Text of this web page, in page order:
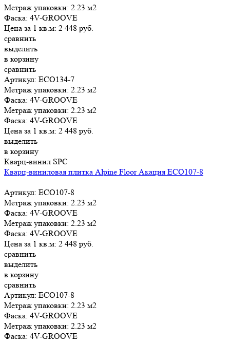
Метраж упаковки: 2.23 м2
Фаска: 4V-GROOVE
Цена за 1 кв.м: 2 448 руб.
сравнить
выделить
в корзину
сравнить
Артикул: ЕСО134-7
Метраж упаковки: 2.23 м2
Фаска: 4V-GROOVE
Метраж упаковки: 2.23 м2
Фаска: 4V-GROOVE
Цена за 1 кв.м: 2 448 руб.
выделить
в корзину
Кварц-винил SPC
Кварц-виниловая плитка Alpine Floor Акация ЕСО107-8
Артикул: ЕСО107-8
Метраж упаковки: 2.23 м2
Фаска: 4V-GROOVE
Метраж упаковки: 2.23 м2
Фаска: 4V-GROOVE
Цена за 1 кв.м: 2 448 руб.
сравнить
выделить
в корзину
сравнить
Артикул: ЕСО107-8
Метраж упаковки: 2.23 м2
Фаска: 4V-GROOVE
Метраж упаковки: 2.23 м2
Фаска: 4V-GROOVE